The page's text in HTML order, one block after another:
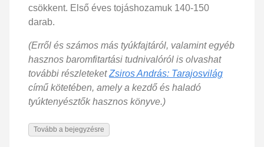
csökkent. Első éves tojáshozamuk 140-150
darab.
(Erről és számos más tyúkfajtáról, valamint egyéb
hasznos baromfitartási tudnivalóról is olvashat
további részleteketZsiros András: Tarajosvilág
című kötetében, amely a kezdő és haladó
tyúktenyésztők hasznos könyve.)
Tovább a bejegyzésre